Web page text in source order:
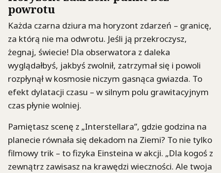
powrotu
Każda czarna dziura ma horyzont zdarzeń – granicę,
za którą nie ma odwrotu. Jeśli ją przekroczysz,
żegnaj, świecie! Dla obserwatora z daleka
wyglądałbyś, jakbyś zwolnił, zatrzymał się i powoli
rozpłynął w kosmosie niczym gasnąca gwiazda. To
efekt dylatacji czasu – w silnym polu grawitacyjnym
czas płynie wolniej.
Pamiętasz scenę z „Interstellara”, gdzie godzina na
planecie równała się dekadom na Ziemi? To nie tylko
filmowy trik – to fizyka Einsteina w akcji. „Dla kogoś z
zewnątrz zawisasz na krawędzi wieczności. Ale twoja